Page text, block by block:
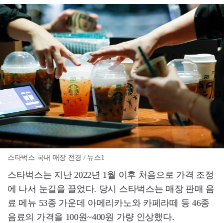
스타벅스 국내 매장 전경 / 뉴스1
스타벅스는 지난 2022년 1월 이후 처음으로 가격 조정
에 나서 눈길을 끌었다. 당시 스타벅스는 매장 판매 음
료 메뉴 53종 가운데 아메리카노와 카페라떼 등 46종
음료의 가격을 100원~400원 가량 인상했다.